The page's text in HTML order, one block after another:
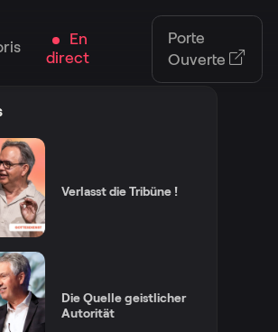
En
direct
Porte
Ouverte
Verlasst die Tribüne !
Die Quelle geistlicher
Autorität